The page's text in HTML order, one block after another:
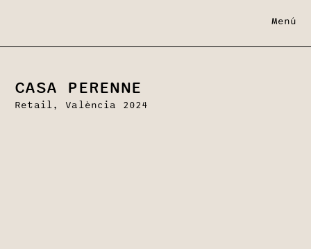
Menú
CASA PERENNE
Retail, València 2024